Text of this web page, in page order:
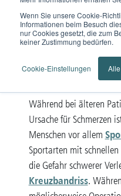
Wenn Sie unsere Cookie-
Informationen beim Besuch
nur Cookies gesetzt, die zum
keiner Zustimmung bedürfen.
Cookie-Einstellungen
Beweglichkeit
Für die Bewegung
anfällig für Probleme:
als junger Sportler, viele
Während bei älteren
Ursache für Schmerzen
Menschen vor allem
Sportarten mit
die Gefahr schwerer
Kreuzbandriss.